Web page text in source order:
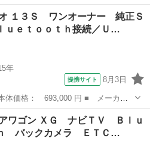
■ グレード名： ＸＧ 後期モ
オートエアコン アイドリング
１３Ｓ ワンオーナー 純正Ｓ
ｕｅｔｏｏｔｈ接続／Ｕ…
年
提携サイト 8月3日
■ グレード名： １３Ｓ ワン
ｔｏｏｔｈ接続／ＵＳＢ接続 バ
ワゴン ＸＧ ナビＴＶ Ｂｌｕ
ｈ バックカメラ ＥＴＣ…